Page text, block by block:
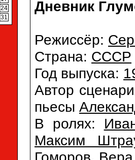
24
31
Дневник
Режиссёр:
Страна: СССР
Год выпуска:
Автор
пьесы
В ролях:
Максим